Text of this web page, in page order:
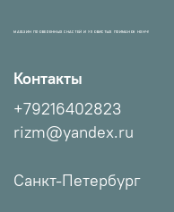
МАГАЗИН ПРОВЕРЕННЫХ СНАСТЕЙ И УЛОВИСТЫХ ПРИМАНОК НХНЧ!
Контакты
+79216402823
rizm@yandex.ru
Санкт-Петербург